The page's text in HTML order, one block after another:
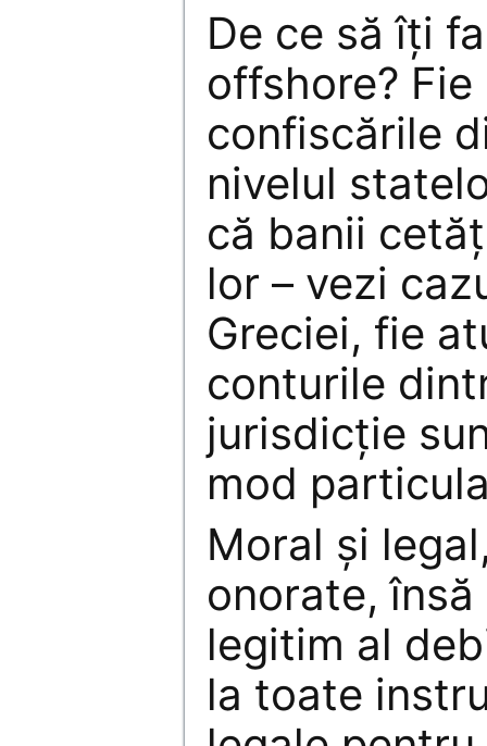
De ce să îți
offshore?
confiscările
nivelul
că banii
lor – vezi
Greciei, fie
conturile
jurisdicție
mod
Moral și
onorate,
legitim al
la toate